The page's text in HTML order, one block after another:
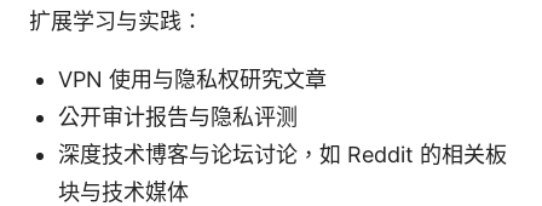
扩展学习与实践：
VPN 使用与隐私权研究文章
公开审计报告与隐私评测
深度技术博客与论坛讨论，如 Reddit 的相关板
块与技术媒体